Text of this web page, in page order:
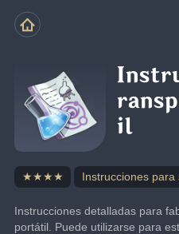
il
★★★★ Instrucciones para
Instrucciones detalladas para
portátil. Puede utilizarse para